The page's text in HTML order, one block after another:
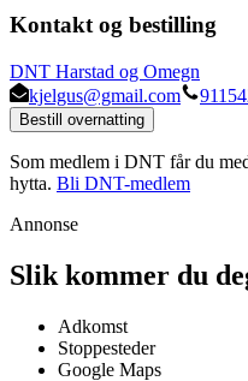
Kontakt og bestilling
DNT Harstad og Omegn
kjelgus@gmail.com
Bestill overnatting
Som medlem i DNT får du
hytta. Bli DNT-medlem
Annonse
Slik kommer du
Adkomst
Stoppesteder
Google Maps